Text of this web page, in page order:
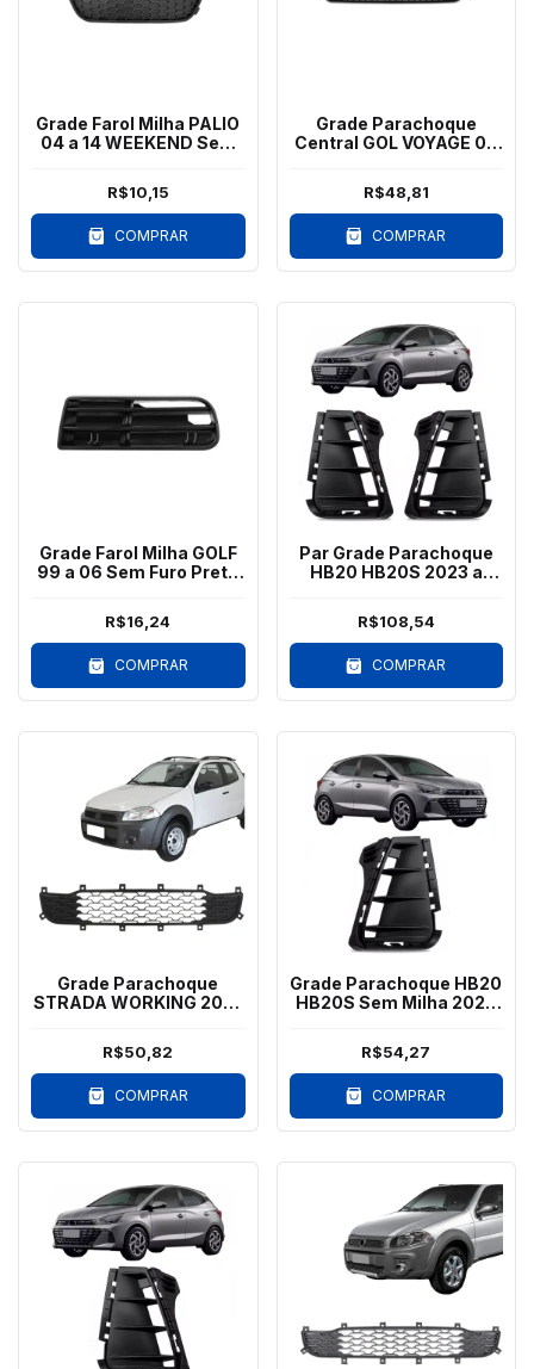
Grade Farol Milha PALIO
04 a 14 WEEKEND Sem
R$10,15
COMPRAR
Grade Parachoque
Central GOL VOYAGE 09
R$48,81
COMPRAR
Grade Farol Milha GOLF
99 a 06 Sem Furo Preto
R$16,24
COMPRAR
Par Grade Parachoque
HB20 HB20S 2023 a
R$108,54
COMPRAR
Grade Parachoque
STRADA WORKING 2014
R$50,82
COMPRAR
Grade Parachoque HB20
HB20S Sem Milha 2023
R$54,27
COMPRAR